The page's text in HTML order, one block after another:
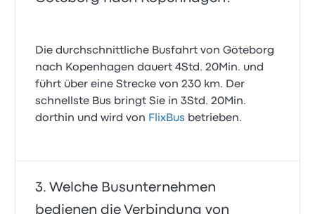
Die durchschnittliche Busfahrt von Göteborg
nach Kopenhagen dauert 4Std. 20Min. und
führt über eine Strecke von 230 km. Der
schnellste Bus bringt Sie in 3Std. 20Min.
dorthin und wird von FlixBus betrieben.
Welche Busunternehmen
bedienen die Verbindung von